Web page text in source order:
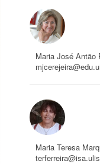
Maria José Antão
Maria Teresa